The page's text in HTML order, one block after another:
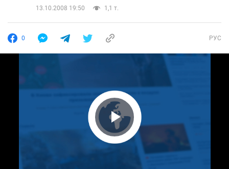
13.10.2008 19:50
1,1 т.
0 РУС
Play Video